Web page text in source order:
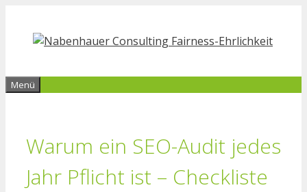
Inhalt
springen
Menü
Warum ein SEO-Audit jedes
Jahr Pflicht ist – Checkliste